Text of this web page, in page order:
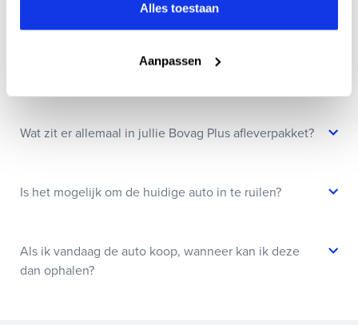
Alles toestaan
Aanpassen
Kan ik een auto reserveren?
Wat zit er allemaal in jullie Bovag Plus afleverpakket?
Is het mogelijk om de huidige auto in te ruilen?
Als ik vandaag de auto koop, wanneer kan ik deze
dan ophalen?